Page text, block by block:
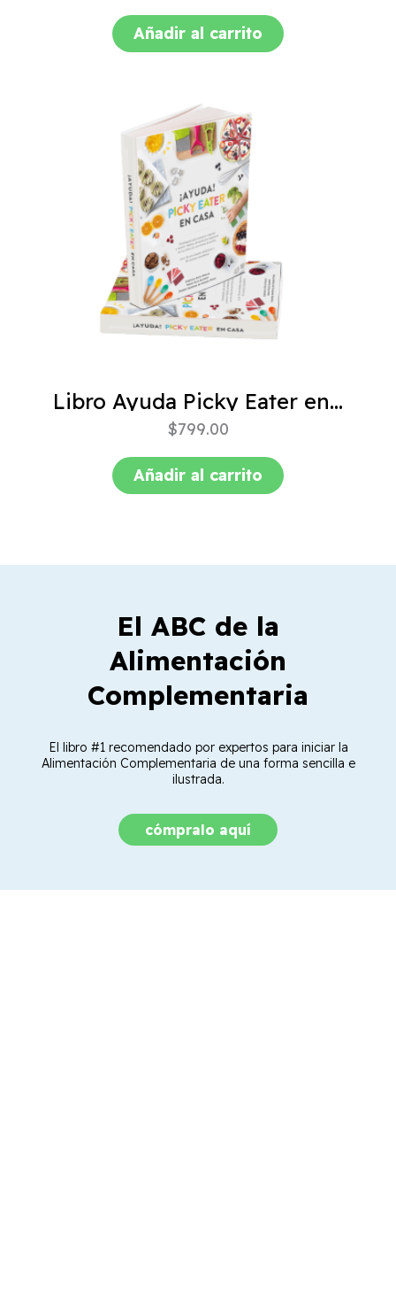
Añadir al carrito
Libro Ayuda Picky Eater en casa
$799.00
Añadir al carrito
El ABC de la
Alimentación
Complementaria
El libro #1 recomendado por expertos para iniciar la
Alimentación Complementaria de una forma sencilla e
ilustrada.
cómpralo aquí